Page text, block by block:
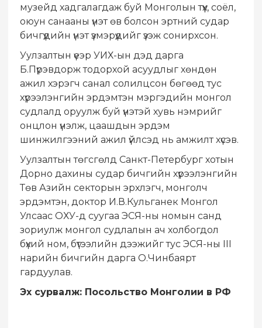
музейд хадгалагдаж буй Монголын түүх, соёл,
оюун санааны үнэт өв болсон эртний судар
бичгүүдийн үнэт үзмэрүүдийг үзэж сонирхсон.
Уулзалтын үеэр УИХ-ын дэд дарга
Б.Пүрэвдорж тодорхой асуудлыг хөндөн
ажил хэрэгч санал солилцсон бөгөөд тус
хүрээлэнгийн эрдэмтэн мэргэдийн монгол
судлалд оруулж буй үнэтэй хувь нэмрийг
онцлон үнэлж, цаашдын эрдэм
шинжилгээний ажил үйлсэд нь амжилт хүсэв.
Уулзалтын төгсгөлд Санкт-Петербург хотын
Дорно дахины судар бичгийн хүрээлэнгийн
Төв Азийн секторын эрхлэгч, монголч
эрдэмтэн, доктор И.В.Кульганек Монгол
Улсаас ОХУ-д суугаа ЭСЯ-ны номын санд
зориулж монгол судлалын ач холбогдол
бүхий ном, бүтээлийн дээжийг тус ЭСЯ-ны III
нарийн бичгийн дарга О.Чинбаярт
гардуулав.
Эх сурвалж: Посольство Монголии в РФ